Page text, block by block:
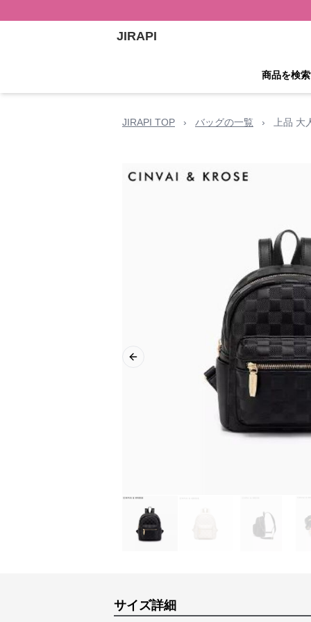
JIRAPI
商品を検
JIRAPI TOP › バッグの一覧 › 上品
Previous slide
サイズ詳細